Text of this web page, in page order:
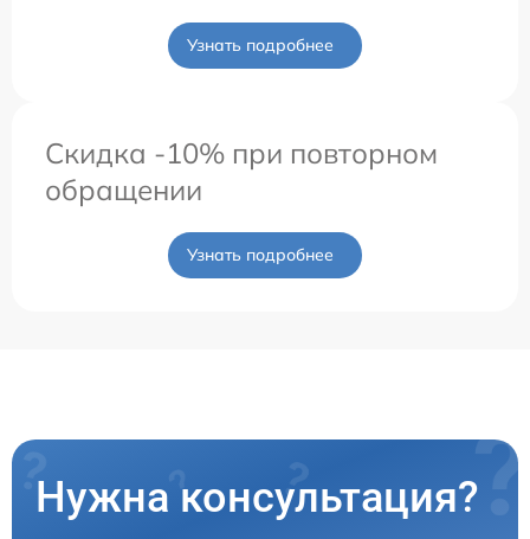
Узнать подробнее
Скидка -10% при повторном
обращении
Узнать подробнее
Нужна консультация?